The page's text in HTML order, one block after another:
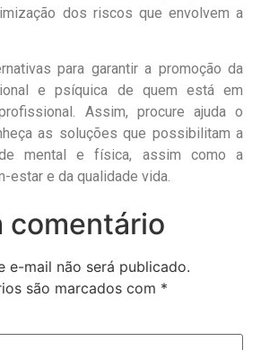
dos riscos que envolvem a
para garantir a promoção da
e psíquica de quem está em
Assim, procure ajuda o
as soluções que possibilitam a
mental e física, assim como a
estar e da qualidade vida.
comentário
e-mail não será publicado.
são marcados com *